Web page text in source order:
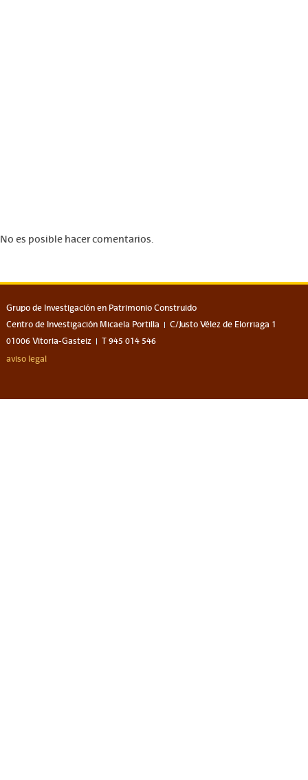
No es posible hacer comentarios.
Grupo de Investigación en Patrimonio Construido
Centro de Investigación Micaela Portilla
C/Justo Vélez de Elorriaga 1
01006 Vitoria-Gasteiz
T 945 014 546
aviso legal